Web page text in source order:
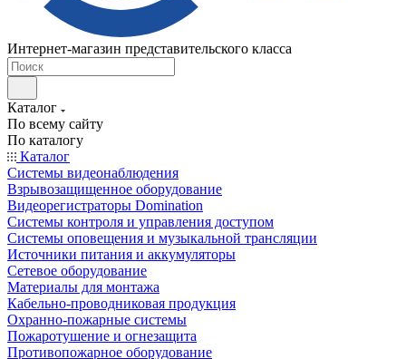
Интернет-магазин представительского класса
Каталог
По всему сайту
По каталогу
Каталог
Системы видеонаблюдения
Взрывозащищенное оборудование
Видеорегистраторы Domination
Системы контроля и управления доступом
Системы оповещения и музыкальной трансляции
Источники питания и аккумуляторы
Сетевое оборудование
Материалы для монтажа
Кабельно-проводниковая продукция
Охранно-пожарные системы
Пожаротушение и огнезащита
Противопожарное оборудование